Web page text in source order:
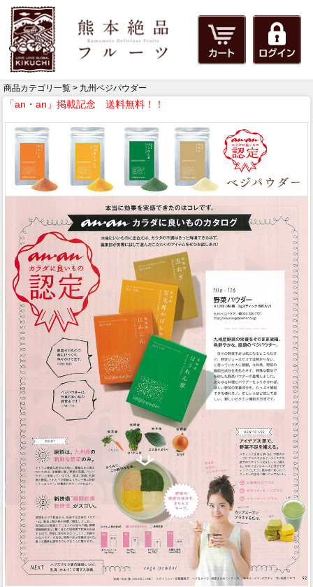
商品カテゴリ一覧 > 九州ベジパウダー
「an・an」掲載記念 送料無料！！